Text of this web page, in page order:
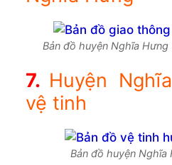
Bản đồ huyện Nghĩa
Huyện
vệ tinh
Bản đồ huyện Nghĩa